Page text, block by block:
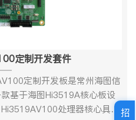
Uboot版本启动方式支
录方式调试串口 Kernel版本
卡驱动USB hostUSB 2.0
I2SI2S 总线驱动DDRDDR驱
/输出声卡驱动TCP/IP提供完
务Ifconfig/route等用于网络
100M/1000网络、RS232、
围接口。接口资源
神经网络运算性能
连接器CON1-
接口1单板电源开关2JTAG
定制开发套件
定制开发板是常州海图信
基于海图Hi3519A核心板设
处理器核心具有 招